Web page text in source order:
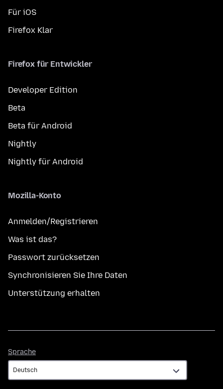
Für iOS
Firefox Klar
Firefox für Entwickler
Developer Edition
Beta
Beta für Android
Nightly
Nightly für Android
Mozilla-Konto
Anmelden/Registrieren
Was ist das?
Passwort zurücksetzen
Synchronisieren Sie Ihre Daten
Unterstützung erhalten
Sprache